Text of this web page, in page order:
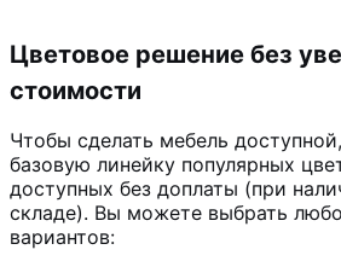
Цветовое решение без
стоимости
Чтобы сделать мебель
базовую линейку популярных
доступных без доплаты (при
складе). Вы можете выбрать
вариантов: